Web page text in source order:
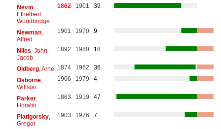
Nevin,
Ethelbert
Woodbridge
1862 1901 39
Newman,
Alfred
1901 1970 9
Niles , John
Jacob
1892 1980 18
Oldberg, Arne 1874 1962
36
Osborne,
Willson
1906 1979 4
Parker,
Horatio
1863 1919 47
Piatigorsky,
Gregor
1903 1976 7